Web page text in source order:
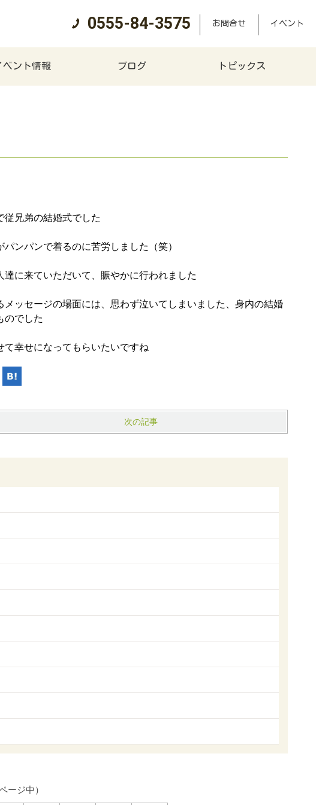
0555-84-3575 お問合せ イベント
ベント情報 ブログ トピックス
従兄弟の結婚式でした
ンパンで着るのに苦労しました（笑）
達に来ていただいて、賑やかに行われました
メッセージの場面には、思わず泣いてしまいました、身内の結婚
のでした
て幸せになってもらいたいですね
次の記事
ージ中）